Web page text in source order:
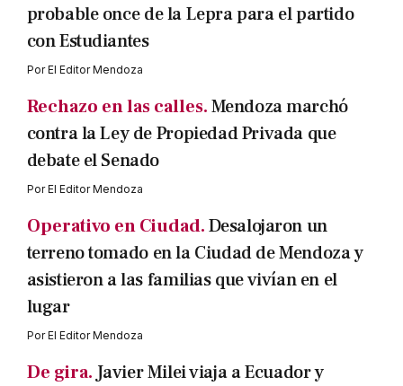
probable once de la Lepra para el partido
con Estudiantes
PorEl Editor Mendoza
Rechazo en las calles.Mendoza marchó
contra la Ley de Propiedad Privada que
debate el Senado
PorEl Editor Mendoza
Operativo en Ciudad.Desalojaron un
terreno tomado en la Ciudad de Mendoza y
asistieron a las familias que vivían en el
lugar
PorEl Editor Mendoza
De gira. Javier Milei viaja a Ecuador y